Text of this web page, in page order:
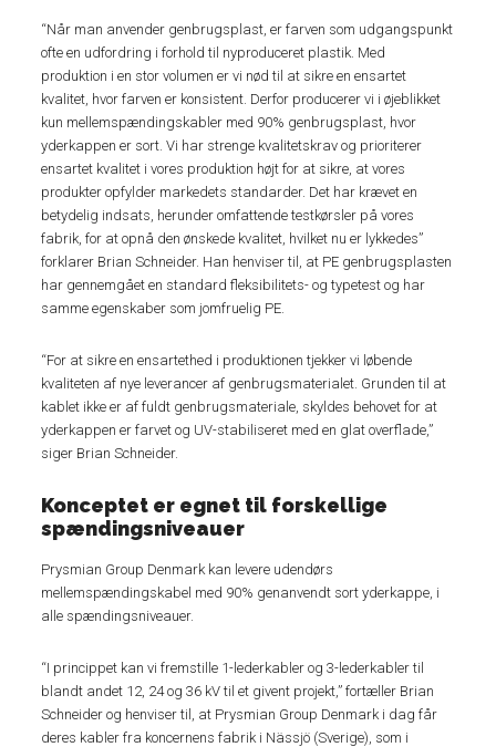
“Når man anvender genbrugsplast, er farven som udgangspunkt
ofte en udfordring i forhold til nyproduceret plastik. Med
produktion i en stor volumen er vi nød til at sikre en ensartet
kvalitet, hvor farven er konsistent. Derfor producerer vi i øjeblikket
kun mellemspændingskabler med 90% genbrugsplast, hvor
yderkappen er sort. Vi har strenge kvalitetskrav og prioriterer
ensartet kvalitet i vores produktion højt for at sikre, at vores
produkter opfylder markedets standarder. Det har krævet en
betydelig indsats, herunder omfattende testkørsler på vores
fabrik, for at opnå den ønskede kvalitet, hvilket nu er lykkedes”
forklarer Brian Schneider. Han henviser til, at PE genbrugsplasten
har gennemgået en standard fleksibilitets- og typetest og har
samme egenskaber som jomfruelig PE.
“For at sikre en ensartethed i produktionen tjekker vi løbende
kvaliteten af nye leverancer af genbrugsmaterialet. Grunden til at
kablet ikke er af fuldt genbrugsmateriale, skyldes behovet for at
yderkappen er farvet og UV-stabiliseret med en glat overflade,”
siger Brian Schneider.
Konceptet er egnet til forskellige
spændingsniveauer
Prysmian Group Denmark kan levere udendørs
mellemspændingskabel med 90% genanvendt sort yderkappe, i
alle spændingsniveauer.
“I princippet kan vi fremstille 1-lederkabler og 3-lederkabler til
blandt andet 12, 24 og 36 kV til et givent projekt,” fortæller Brian
Schneider og henviser til, at Prysmian Group Denmark i dag får
deres kabler fra koncernens fabrik i Nässjö (Sverige), som i